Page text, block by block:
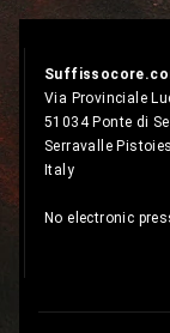
Via Provinciale
51034 Ponte di
Serravalle
Italy
No electronic